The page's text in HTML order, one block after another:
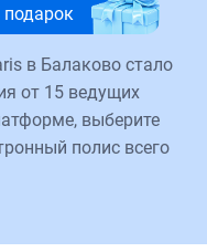
в Балаково стало
от 15 ведущих
выберите
полис всего